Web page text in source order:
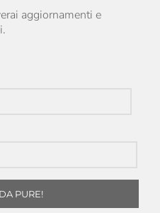
aggiornamenti e
PURE!